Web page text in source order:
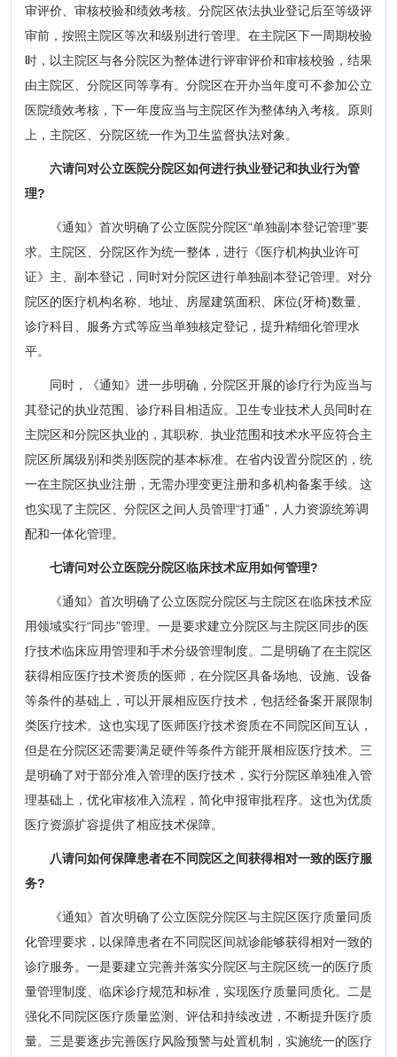
审评价、审核校验和绩效考核。分院区依法执业登记后至等级评
审前，按照主院区等次和级别进行管理。在主院区下一周期校验
时，以主院区与各分院区为整体进行评审评价和审核校验，结果
由主院区、分院区同等享有。分院区在开办当年度可不参加公立
医院绩效考核，下一年度应当与主院区作为整体纳入考核。原则
上，主院区、分院区统一作为卫生监督执法对象。
六请问对公立医院分院区如何进行执业登记和执业行为管
理?
《通知》首次明确了公立医院分院区“单独副本登记管理”要
求。主院区、分院区作为统一整体，进行《医疗机构执业许可
证》主、副本登记，同时对分院区进行单独副本登记管理。对分
院区的医疗机构名称、地址、房屋建筑面积、床位(牙椅)数量、
诊疗科目、服务方式等应当单独核定登记，提升精细化管理水
平。
同时，《通知》进一步明确，分院区开展的诊疗行为应当与
其登记的执业范围、诊疗科目相适应。卫生专业技术人员同时在
主院区和分院区执业的，其职称、执业范围和技术水平应符合主
院区所属级别和类别医院的基本标准。在省内设置分院区的，统
一在主院区执业注册，无需办理变更注册和多机构备案手续。这
也实现了主院区、分院区之间人员管理“打通”，人力资源统筹调
配和一体化管理。
七请问对公立医院分院区临床技术应用如何管理?
《通知》首次明确了公立医院分院区与主院区在临床技术应
用领域实行“同步”管理。一是要求建立分院区与主院区同步的医
疗技术临床应用管理和手术分级管理制度。二是明确了在主院区
获得相应医疗技术资质的医师，在分院区具备场地、设施、设备
等条件的基础上，可以开展相应医疗技术，包括经备案开展限制
类医疗技术。这也实现了医师医疗技术资质在不同院区间互认，
但是在分院区还需要满足硬件等条件方能开展相应医疗技术。三
是明确了对于部分准入管理的医疗技术，实行分院区单独准入管
理基础上，优化审核准入流程，简化申报审批程序。这也为优质
医疗资源扩容提供了相应技术保障。
八请问如何保障患者在不同院区之间获得相对一致的医疗服
务?
《通知》首次明确了公立医院分院区与主院区医疗质量同质
化管理要求，以保障患者在不同院区间就诊能够获得相对一致的
诊疗服务。一是要建立完善并落实分院区与主院区统一的医疗质
量管理制度、临床诊疗规范和标准，实现医疗质量同质化。二是
强化不同院区医疗质量监测、评估和持续改进，不断提升医疗质
量。三是要逐步完善医疗风险预警与处置机制，实施统一的医疗